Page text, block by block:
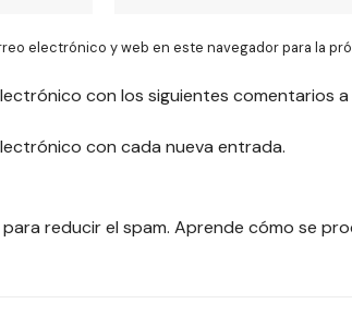
electrónico y web en este navegador para la
con los siguientes comentarios
con cada nueva entrada.
reducir el spam. Aprende cómo se